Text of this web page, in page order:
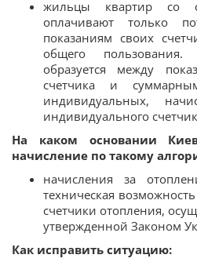
жильцы квартир со
оплачивают только
показаниям своих
общего
образуется между
счетчика и
индивидуальных,
индивидуального
На каком основании
начисление по такому
начисления за
техническая
счетчики отопления,
утвержденной Законом
Как исправить ситуацию: